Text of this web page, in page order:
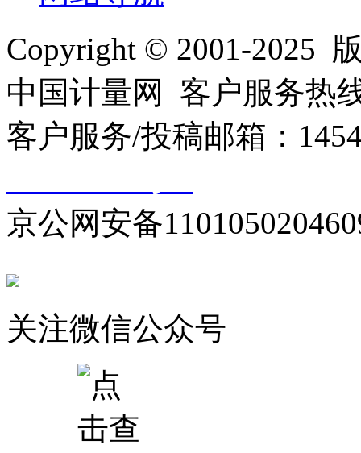
Copyright © 2001-2025
中国计量网 客户服务热
客户服务/投稿邮箱：
京公网安备
关注微信公众号